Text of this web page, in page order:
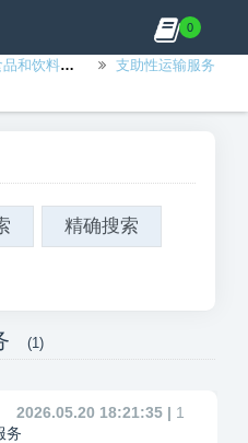
0
公用事业分配服务
支助性运输服务
精确搜索
(1)
2026.05.20 18:21:35 | 1
务